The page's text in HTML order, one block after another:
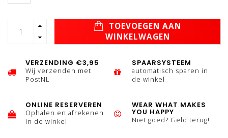
TOEVOEGEN AAN
WINKELWAGEN
VERZENDING €3,95
Wij verzenden met
PostNL
SPAARSYSTEEM
automatisch sparen in
de winkel
ONLINE RESERVEREN
Ophalen en afrekenen
in de winkel
WEAR WHAT MAKES
YOU HAPPY
Niet goed? Geld terug!